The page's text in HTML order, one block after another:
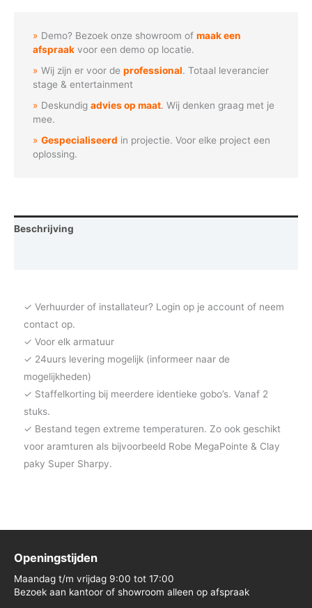
aantal
Demo? Bezoek onze showroom ofmaak een
afspraak voor een demo op locatie.
Wij zijn er voor deprofessional. Totaal leverancier
stage & entertainment
Deskundigadvies op maat. Wij denken graag met je
mee.
Gespecialiseerd in projectie. Voor elke project een
oplossing.
Beschrijving
✓ Verhuurder of installateur? Login op je account of neem
contact op.
✓ Voor elk armatuur
✓ 24uurs levering mogelijk (informeer naar de
mogelijkheden)
✓ Staffelkorting bij meerdere identieke gobo’s. Vanaf 2
stuks.
✓ Bestand tegen extreme temperaturen. Zo ook geschikt
voor aramturen als bijvoorbeeld Robe MegaPointe & Clay
paky Super Sharpy.
Openingstijden
Maandag t/m vrijdag 9:00 tot 17:00
Bezoek aan kantoor of showroom alleen op afspraak